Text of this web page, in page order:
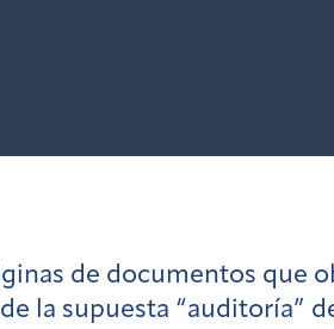
de documentos que
la supuesta “auditoría”